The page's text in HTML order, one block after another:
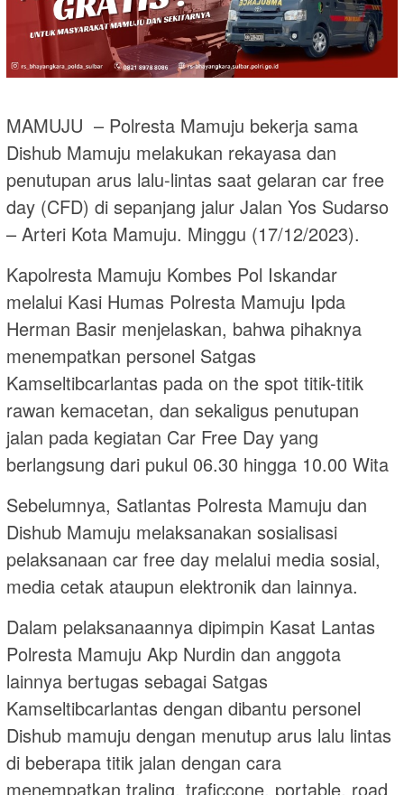
MAMUJU – Polresta Mamuju bekerja sama
Dishub Mamuju melakukan rekayasa dan
penutupan arus lalu-lintas saat gelaran car free
day (CFD) di sepanjang jalur Jalan Yos Sudarso
– Arteri Kota Mamuju. Minggu (17/12/2023).
Kapolresta Mamuju Kombes Pol Iskandar
melalui Kasi Humas Polresta Mamuju Ipda
Herman Basir menjelaskan, bahwa pihaknya
menempatkan personel Satgas
Kamseltibcarlantas pada on the spot titik-titik
rawan kemacetan, dan sekaligus penutupan
jalan pada kegiatan Car Free Day yang
berlangsung dari pukul 06.30 hingga 10.00 Wita
Sebelumnya, Satlantas Polresta Mamuju dan
Dishub Mamuju melaksanakan sosialisasi
pelaksanaan car free day melalui media sosial,
media cetak ataupun elektronik dan lainnya.
Dalam pelaksanaannya dipimpin Kasat Lantas
Polresta Mamuju Akp Nurdin dan anggota
lainnya bertugas sebagai Satgas
Kamseltibcarlantas dengan dibantu personel
Dishub mamuju dengan menutup arus lalu lintas
di beberapa titik jalan dengan cara
menempatkan traling, traficcone, portable, road